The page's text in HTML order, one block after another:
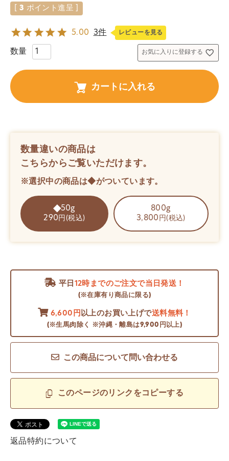
3 ポイント進呈 ]
5.00 3件 レビューを見る
お気に入りに登録する
カートに入れる
数量違いの商品は
こちらからご覧いただけます。
※選択中の商品は◆がついています。
50g
290 円(税込)
800g
3,800 円(税込)
平日 12時までのご注文で当日発送！
(※在庫有り商品に限る)
6,600円 以上のお買い上げで送料無料！
(※生馬肉除く ※沖縄・離島は9,900円以上)
この商品について問い合わせる
このページのリンクをコピーする
返品特約について